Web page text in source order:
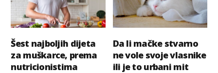
Šest najboljih dijeta
za muškarce, prema
nutricionistima
Da li mačke stvarno
ne vole svoje vlasnike
ili je to urbani mit